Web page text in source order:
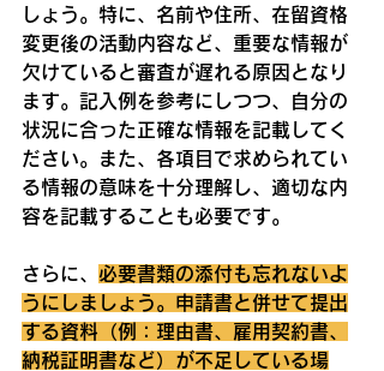
しょう。特に、名前や住所、在留資格
変更後の活動内容など、重要な情報が
欠けていると審査が遅れる原因となり
ます。記入例を参考にしつつ、自分の
状況に合った正確な情報を記載してく
ださい。また、各項目で求められてい
る情報の意味を十分理解し、適切な内
容を記載することも必要です。
さらに、 必要書類の添付も忘れないよ
うにしましょう。申請書と併せて提出
する資料（例：理由書、雇用契約書、
納税証明書など）が不足している場